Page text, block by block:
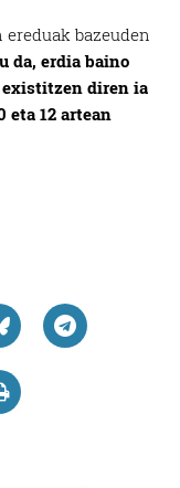
bazeuden
da, erdia baino
existitzen diren ia
eta 12 artean